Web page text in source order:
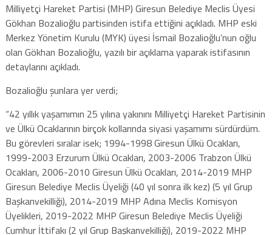
Milliyetçi Hareket Partisi (MHP) Giresun Belediye Meclis Üyesi
Gökhan Bozalioğlu partisinden istifa ettiğini açıkladı. MHP eski
Merkez Yönetim Kurulu (MYK) üyesi İsmail Bozalioğlu’nun oğlu
olan Gökhan Bozalioğlu, yazılı bir açıklama yaparak istifasının
detaylarını açıkladı.
Bozalioğlu şunlara yer verdi;
“42 yıllık yaşamımın 25 yılına yakınını Milliyetçi Hareket Partisinin
ve Ülkü Ocaklarının birçok kollarında siyasi yaşamımı sürdürdüm.
Bu görevleri sıralar isek; 1994-1998 Giresun Ülkü Ocakları,
1999-2003 Erzurum Ülkü Ocakları, 2003-2006 Trabzon Ülkü
Ocakları, 2006-2010 Giresun Ülkü Ocakları, 2014-2019 MHP
Giresun Belediye Meclis Üyeliği (40 yıl sonra ilk kez) (5 yıl Grup
Başkanvekilliği), 2014-2019 MHP Adına Meclis Komisyon
Üyelikleri, 2019-2022 MHP Giresun Belediye Meclis Üyeliği
Cumhur İttifakı (2 yıl Grup Başkanvekilliği), 2019-2022 MHP